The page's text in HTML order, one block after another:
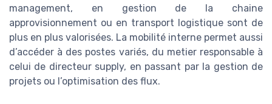
management, en gestion de la chaine
approvisionnement ou en transport logistique sont de
plus en plus valorisées. La mobilité interne permet aussi
d’accéder à des postes variés, du metier responsable à
celui de directeur supply, en passant par la gestion de
projets ou l’optimisation des flux.